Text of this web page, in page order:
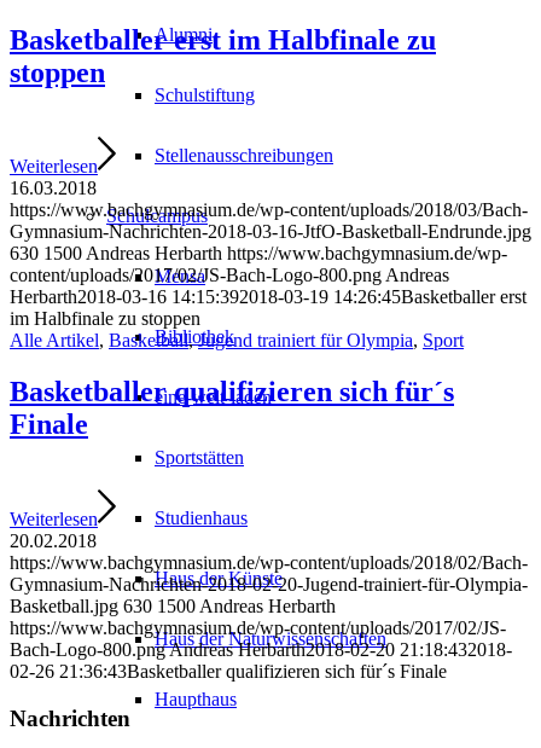
Alumni
Schulstiftung
Stellenausschreibungen
Schulcampus
Mensa
Bibliothek
eine-welt-laden
Sportstätten
Studienhaus
Haus der Künste
Haus der Naturwissenschaften
Haupthaus
Basketballer erst im Halbfinale zu
stoppen
Weiterlesen
16.03.2018
https://www.bachgymnasium.de/wp-content/uploads/2018/03/Bach-
Gymnasium-Nachrichten-2018-03-16-JtfO-Basketball-Endrunde.jpg
630 1500Andreas Herbarth https://www.bachgymnasium.de/wp-
content/uploads/2017/02/JS-Bach-Logo-800.pngAndreas
Herbarth2018-03-16 14:15:392018-03-19 14:26:45Basketballer erst
im Halbfinale zu stoppen
Alle Artikel, Basketball,Jugend trainiert für Olympia, Sport
Basketballer qualifizieren sich für´s
Finale
Weiterlesen
20.02.2018
https://www.bachgymnasium.de/wp-content/uploads/2018/02/Bach-
Gymnasium-Nachrichten-2018-02-20-Jugend-trainiert-für-Olympia-
Basketball.jpg 630 1500 Andreas Herbarth
https://www.bachgymnasium.de/wp-content/uploads/2017/02/JS-
Bach-Logo-800.pngAndreas Herbarth2018-02-20 21:18:432018-
02-26 21:36:43Basketballer qualifizieren sich für´s Finale
Nachrichten